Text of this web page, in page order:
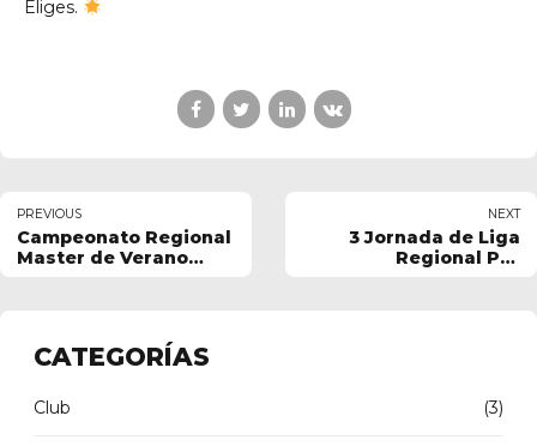
Eliges.
PREVIOUS
Campeonato Regional
Master de Verano
NEXT
3 Jornada de Liga
Regional Pre
CATEGORÍAS
Club (3)